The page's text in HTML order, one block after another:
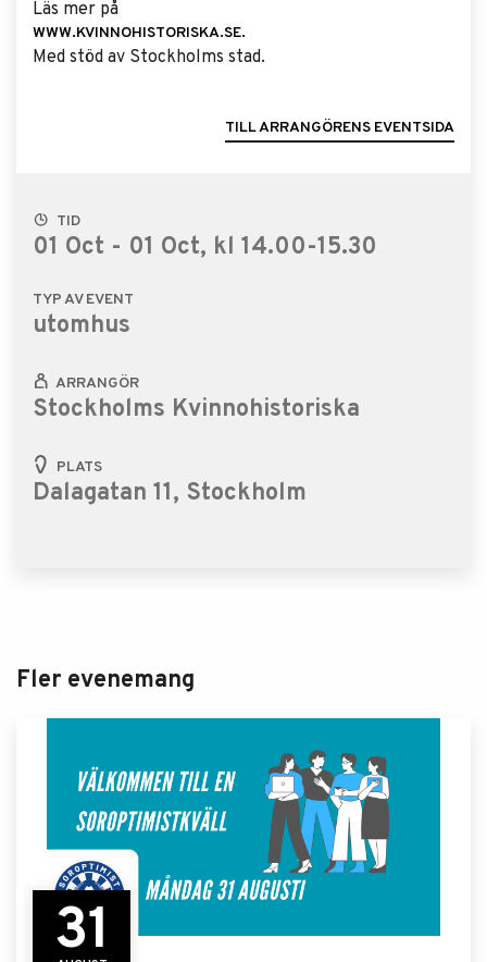
TID
01 Oct - 01 Oct, kl 14.00-15.30
TYP AV EVENT
utomhus
ARRANGÖR
Stockholms Kvinnohistoriska
PLATS
Dalagatan 11, Stockholm
Läs mer på
WWW.KVINNOHISTORISKA.SE.
Med stöd av Stockholms stad.
TILL ARRANGÖRENS EVENTSIDA
Fler evenemang
31